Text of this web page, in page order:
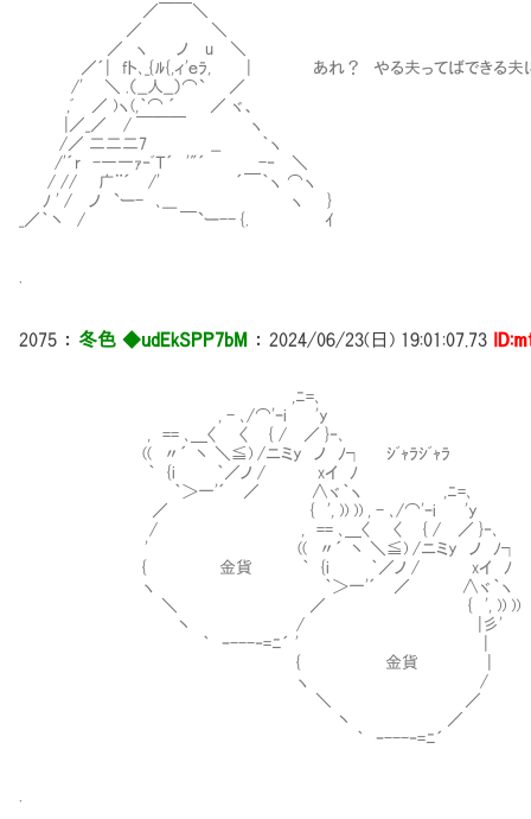
／￣￣＼
／ ＼
／ ヽ ノ u ＼
／´| fト､_{ﾙ{,ィ'ｅﾗ, | あれ？ やる夫ってばできる夫に信
/' ＼ .（__人__）⌒` ／
,ﾞ ／ )ヽ(,｀⌒ ´ ／ ヾ、
|／_／ / ￣￣￣ ヽ
/／ 二二二7 __ ｀ヽ
/'´r -―一ｧ‐ﾞＴ´ '"´ -‐ ＼
/ // 广¨´ /' ´￣｀ヽ ⌒ヽ
ﾉ ' / ノ `ー- ､___ ヽ }
_／｀丶 / ￣`ー-- {. ｲ
2075 ： 冬色 ◆udEkSPP7bM ： 2024/06/23(日) 19:01:07.73
,ﾆ=､
, - ､/⌒'ｰi 'y
, == ､＿〈 〈 { / ／ }‐､
(( 〃´ 丶 ＼≦) /ニミy ノ ﾉ┐ ｼﾞｬﾗｼﾞｬﾗ
｀ {i ｀／ノ / xイ ﾉ
｀＞一'´ ／ ∧ヾ｀ヽ ,ﾆ=､
／ { ', )) )) , - ､/⌒'ｰi 'y
/ , == ､＿〈 〈 { / ／ }‐､
' (( 〃´ 丶 ＼≦) /ニミy ノ ﾉ┐
{ 金貨 ｀ {i ｀／ノ / xイ ﾉ
ヽ ｀＞一'´ ／ ∧ヾ｀ヽ
＼ ／ { ', )) )) ｼﾞｬﾗ
丶 / |彡'
｀ ｰ---‐=ﾆ´ ' |
{ 金貨 |
ヽ /
＼ ／
丶 ／
｀ ｰ---‐=ﾆ´